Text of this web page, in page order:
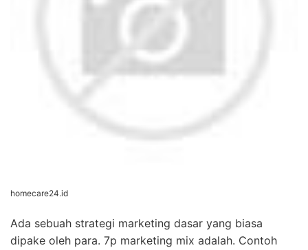
homecare24.id
Ada sebuah strategi marketing dasar yang biasa
dipake oleh para. 7p marketing mix adalah. Contoh